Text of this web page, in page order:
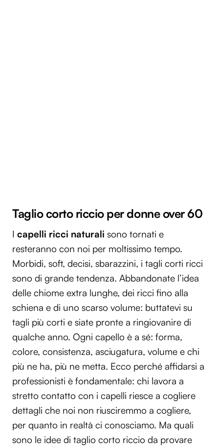
Taglio corto riccio per donne over 60
I capelli ricci naturali sono tornati e
resteranno con noi per moltissimo tempo.
Morbidi, soft, decisi, sbarazzini, i tagli corti ricci
sono di grande tendenza. Abbandonate l’idea
delle chiome extra lunghe, dei ricci fino alla
schiena e di uno scarso volume: buttatevi su
tagli più corti e siate pronte a ringiovanire di
qualche anno. Ogni capello è a sé: forma,
colore, consistenza, asciugatura, volume e chi
più ne ha, più ne metta. Ecco perché affidarsi a
professionisti è fondamentale: chi lavora a
stretto contatto con i capelli riesce a cogliere
dettagli che noi non riusciremmo a cogliere,
per quanto in realtà ci conosciamo. Ma quali
sono le idee di taglio corto riccio da provare